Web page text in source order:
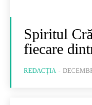
Spiritul
fiecare
REDACȚIA -